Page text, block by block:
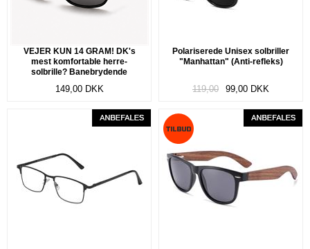
VEJER KUN 14 GRAM! DK's
mest komfortable herre-
solbrille? Banebrydende
Polariserede linser. "Aktiv"
149,00 DKK
Polariserede Unisex solbriller
"Manhattan" (Anti-refleks)
119,00 99,00 DKK